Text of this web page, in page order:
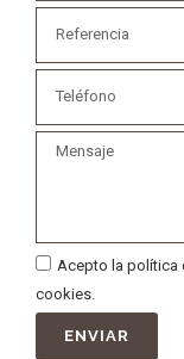
Acepto la política
cookies.
ENVIAR